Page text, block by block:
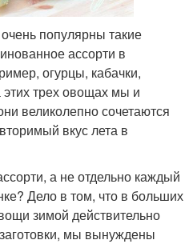
популярны такие
ассорти в
огурцы, кабачки,
трех овощах мы и
великолепно сочетаются
вкус лета в
а не отдельно каждый
Дело в том, что в больших
зимой действительно
мы вынуждены